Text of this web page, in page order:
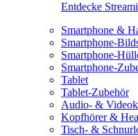
Entdecke
Smartphone &
Smartphone-
Smartphone-
Smartphone-
Tablet
Tablet-Zubehör
Audio- &
Kopfhörer &
Tisch- &